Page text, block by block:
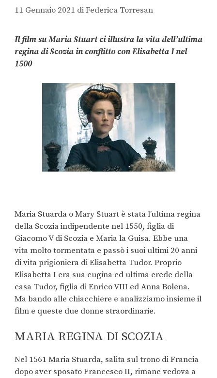
11 Gennaio 2021 diFederica Torresan
Il film su Maria Stuart ci illustra la vita dell’ultima
regina di Scozia in conflitto con Elisabetta I nel
1500
Maria Stuarda o Mary Stuart è stata l’ultima regina
della Scozia indipendente nel 1550, figlia di
Giacomo V di Scozia e Maria la Guisa. Ebbe una
vita molto tormentata e passò i suoi ultimi 20 anni
di vita prigioniera di Elisabetta Tudor. Proprio
Elisabetta I era sua cugina ed ultima erede della
casa Tudor, figlia di Enrico VIII ed Anna Bolena.
Ma bando alle chiacchiere e analizziamo insieme il
film e queste due donne straordinarie.
MARIA REGINA DI SCOZIA
Nel 1561 Maria Stuarda, salita sul trono di Francia
dopo aver sposato Francesco II, rimane vedova a